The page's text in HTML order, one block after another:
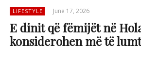
LIFESTYLE June 17, 2026
E dinit që fëmijët në
konsiderohen më të